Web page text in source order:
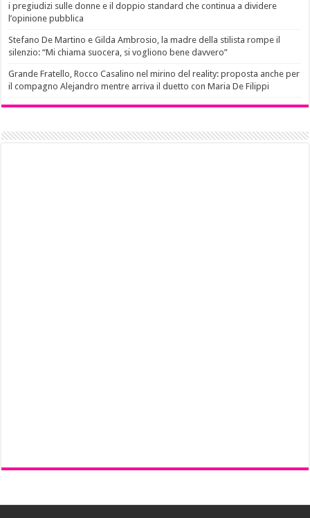
i pregiudizi sulle donne e il doppio standard che continua a dividere
l’opinione pubblica
Stefano De Martino e Gilda Ambrosio, la madre della stilista rompe il
silenzio: “Mi chiama suocera, si vogliono bene davvero”
Grande Fratello, Rocco Casalino nel mirino del reality: proposta anche per
il compagno Alejandro mentre arriva il duetto con Maria De Filippi